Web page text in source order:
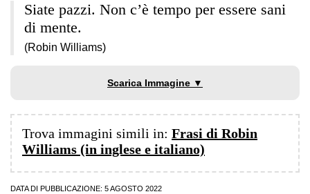
Siate pazzi. Non c’è tempo per essere sani
di mente.
(Robin Williams)
Scarica Immagine ▼
Trova immagini simili in: Frasi di Robin
Williams (in inglese e italiano)
DATA DI PUBBLICAZIONE: 5 AGOSTO 2022